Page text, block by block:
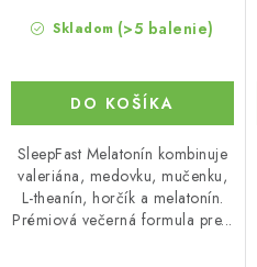
Skladom (>5 balenie)
DO KOŠÍKA
SleepFast Melatonín kombinuje
valeriána, medovku, mučenku,
L-theanín, horčík a melatonín.
Prémiová večerná formula pre...